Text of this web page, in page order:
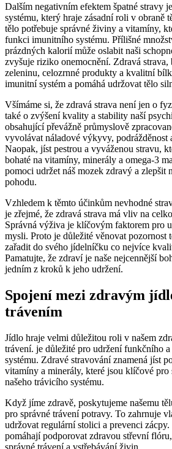
Dalším negativním efektem špatné stravy
systému, který hraje zásadní roli v obraně
tělo potřebuje správné živiny a vitamíny,
funkci imunitního systému. Přílišné
prázdných kalorií může oslabit naši
zvyšuje riziko onemocnění. Zdravá strava,
zeleninu, celozrnné produkty a kvalitní
imunitní systém a pomáhá udržovat tělo
Všímáme si, že zdravá strava není jen o
také o zvýšení kvality a stability naší
obsahující převážně průmyslově
vyvolávat náladové výkyvy, podrážděnost
Naopak, jíst pestrou a vyváženou stravu,
bohaté na vitamíny, minerály a omega-3
pomoci udržet náš mozek zdravý a zlepšit
pohodu.
Vzhledem k těmto účinkům nevhodné
je zřejmé, že zdravá strava má vliv na
Správná výživa je klíčovým faktorem pro
mysli. Proto je důležité věnovat pozornost
zařadit do svého jídelníčku co nejvíce
Pamatujte, že zdraví je naše nejcennější
jedním z kroků k jeho udržení.
Spojení mezi zdravým
trávením
Jídlo hraje velmi důležitou roli v našem
trávení. je důležité pro udržení funkčního
systému. Zdravé stravování znamená jíst
vitamíny a minerály, které jsou klíčové pro
našeho trávicího systému.
Když jíme zdravě, poskytujeme našemu
pro správné trávení potravy. To zahrnuje
udržovat regulární stolici a prevenci
pomáhají podporovat zdravou střevní
správné trávení a vstřebávání živin.